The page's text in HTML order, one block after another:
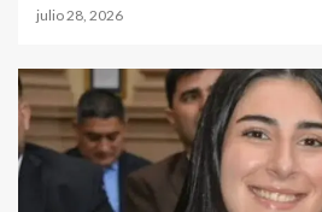
julio 28, 2026